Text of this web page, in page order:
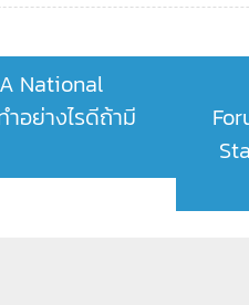
National
ำอย่างไรดีถ้ามี